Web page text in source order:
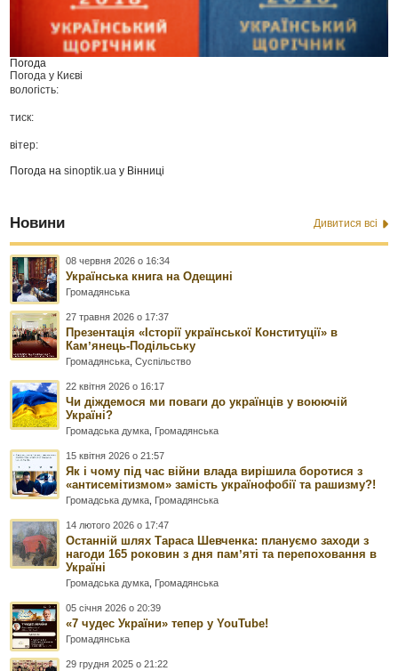
Погода
Погода у Києві
вологість:
тиск:
вітер:
Погода наsinoptik.ua у Вінниці
Новини Дивитися всі
08 червня 2026 о 16:34
Українська книга на Одещині
Громадянська
27 травня 2026 о 17:37
Презентація «Історії української Конституції» в
Камʼянець-Подільську
Громадянська ,Суспільство
22 квітня 2026 о 16:17
Чи діждемося ми поваги до українців у воюючій
Україні?
Громадська думка Громадянська
15 квітня 2026 о 21:57
Як і чому під час війни влада вирішила боротися з
«антисемітизмом» замість українофобії та рашизму?!
Громадська думка Громадянська
14 лютого 2026 о 17:47
Останній шлях Тараса Шевченка: плануємо заходи з
нагоди 165 роковин з дня памʼяті та перепоховання в
Україні
Громадська думка Громадянська
05 січня 2026 о 20:39
«7 чудес України» тепер у YouTube!
Громадянська
29 грудня 2025 о 21:22